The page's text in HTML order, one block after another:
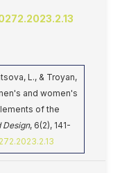
L., & Troyan,
and women's
of the
Design, 6(2), 141-